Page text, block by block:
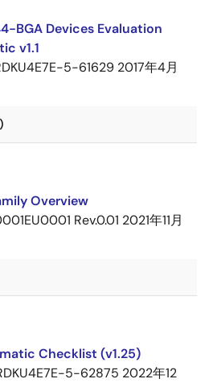
BGA Devices Evaluation
v1.1
5-61629 2017年4月
Overview
Rev.0.01 2021年11月
Checklist (v1.25)
5-62875 2022年12